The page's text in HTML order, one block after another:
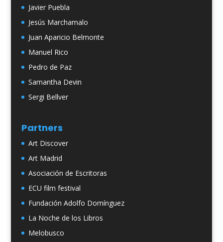
Javier Puebla
Jesús Marchamalo
Juan Aparicio Belmonte
Manuel Rico
Pedro de Paz
Samantha Devin
Sergi Bellver
Partners
Art Discover
Art Madrid
Asociación de Escritoras
ECU film festival
Fundación Adolfo Domínguez
La Noche de los Libros
Melobusco